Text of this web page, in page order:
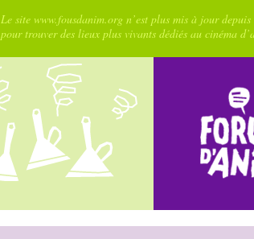
Le site www.fousdanim.org n’est plus mis à jour
pour trouver des lieux plus vivants dédiés au cinéma